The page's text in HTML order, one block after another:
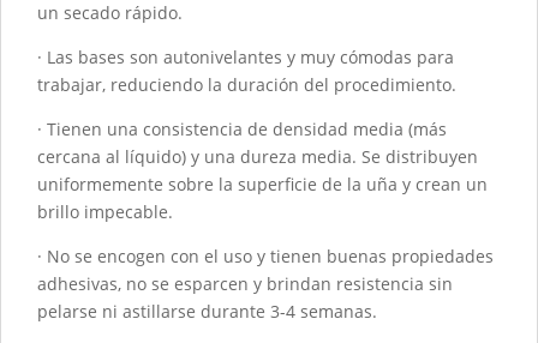
un secado rápido.
· Las bases son autonivelantes y muy cómodas para
trabajar, reduciendo la duración del procedimiento.
· Tienen una consistencia de densidad media (más
cercana al líquido) y una dureza media. Se distribuyen
uniformemente sobre la superficie de la uña y crean un
brillo impecable.
· No se encogen con el uso y tienen buenas propiedades
adhesivas, no se esparcen y brindan resistencia sin
pelarse ni astillarse durante 3-4 semanas.